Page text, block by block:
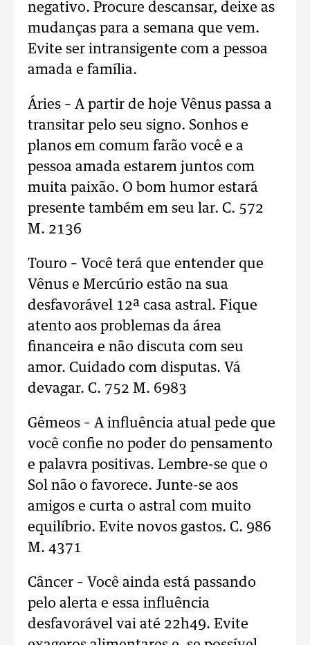
negativo. Procure descansar, deixe as
mudanças para a semana que vem.
Evite ser intransigente com a pessoa
amada e família.
Áries – A partir de hoje Vênus passa a
transitar pelo seu signo. Sonhos e
planos em comum farão você e a
pessoa amada estarem juntos com
muita paixão. O bom humor estará
presente também em seu lar. C. 572
M. 2136
Touro – Você terá que entender que
Vênus e Mercúrio estão na sua
desfavorável 12ª casa astral. Fique
atento aos problemas da área
financeira e não discuta com seu
amor. Cuidado com disputas. Vá
devagar. C. 752 M. 6983
Gêmeos – A influência atual pede que
você confie no poder do pensamento
e palavra positivas. Lembre-se que o
Sol não o favorece. Junte-se aos
amigos e curta o astral com muito
equilíbrio. Evite novos gastos. C. 986
M. 4371
Câncer – Você ainda está passando
pelo alerta e essa influência
desfavorável vai até 22h49. Evite